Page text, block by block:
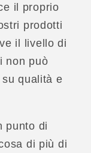
il proprio
prodotti
il livello di
non può
qualità e
punto di
di più di